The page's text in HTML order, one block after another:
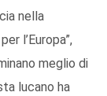
nella
l’Europa”,
meglio di
lucano ha